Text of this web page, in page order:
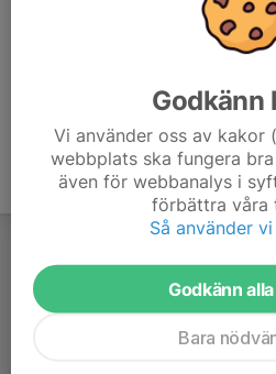
Vi kommer att träna fysisk och
pulka ner) så anpassad klädsel.
Godkänn
Vi använder oss av
webbplats ska fungera
även för webbanalys i
förbättra våra
Så använder
Godkänn
Bara